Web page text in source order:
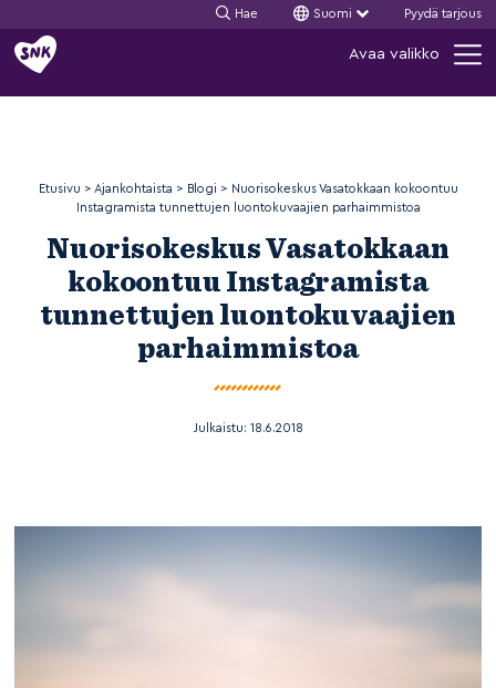
Siirry
sisältöön
Hae Suomi Pyydä tarjous
Avaa valikko
Etusivu > Ajankohtaista > Blogi > Nuorisokeskus Vasatokkaan kokoontuu
Instagramista tunnettujen luontokuvaajien parhaimmistoa
Nuorisokeskus Vasatokkaan
kokoontuu Instagramista
tunnettujen luontokuvaajien
parhaimmistoa
Julkaistu: 18.6.2018